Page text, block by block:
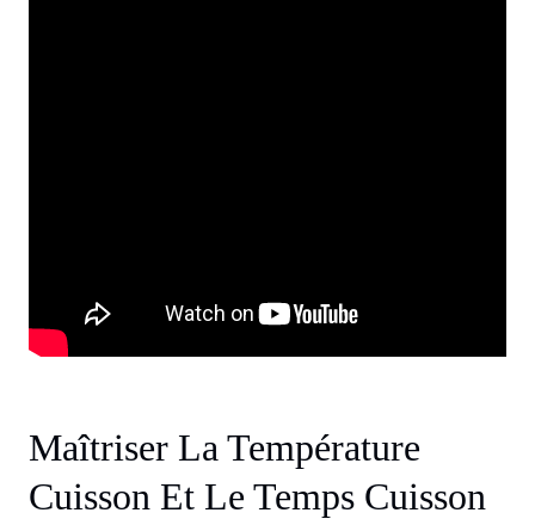
Maîtriser La Température
Cuisson Et Le Temps Cuisson